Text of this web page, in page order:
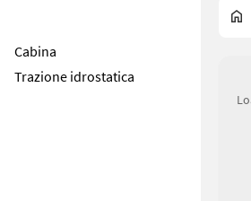
Cabina
Trazione idrostatica